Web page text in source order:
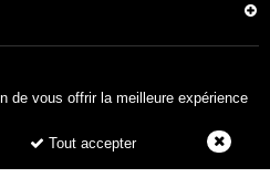
de vous offrir la meilleure expérience
Tout accepter